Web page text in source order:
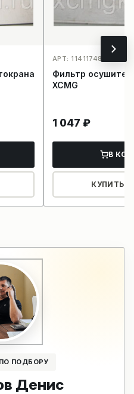
АРТ: 11411748_3953
Фильтр
XCMG
1 047 ₽
В
КУПИТЬ В
ПОДБОРУ
Денис